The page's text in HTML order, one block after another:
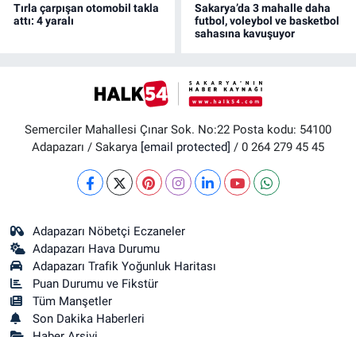
Tırla çarpışan otomobil takla
attı: 4 yaralı
Sakarya’da 3 mahalle daha
futbol, voleybol ve basketbol
sahasına kavuşuyor
Semerciler Mahallesi Çınar Sok. No:22 Posta kodu: 54100
Adapazarı / Sakarya [email protected] / 0 264 279 45 45
Adapazarı Nöbetçi Eczaneler
Adapazarı Hava Durumu
Adapazarı Trafik Yoğunluk Haritası
Puan Durumu ve Fikstür
Tüm Manşetler
Son Dakika Haberleri